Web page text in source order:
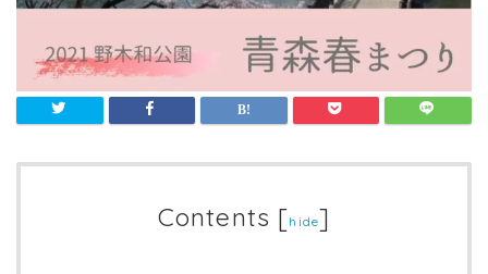
Contents [hide]